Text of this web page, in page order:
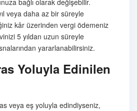
bağlı olarak değişebilir.
veya daha az bir süreyle
kâr üzerinden vergi ödemeniz
5 yıldan uzun süreyle
yararlanabilirsiniz.
Yoluyla Edinilen
veya eş yoluyla edindiyseniz,